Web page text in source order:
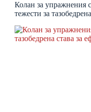
Колан за упражнения
тежести за